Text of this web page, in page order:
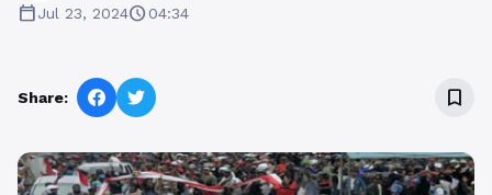
calendar_todayJul 23, 2024schedule04:34
Share: bookmark_border